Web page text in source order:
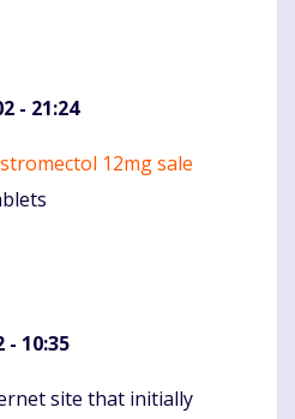
- 21:24
stromectol 12mg sale
- 10:35
site that initially